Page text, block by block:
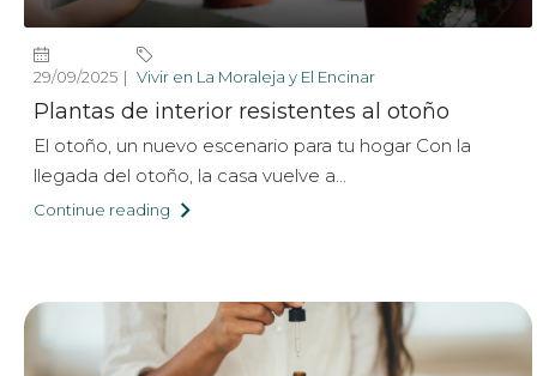
29/09/2025 Vivir en La Moraleja y El Encinar
Plantas de interior resistentes al otoño
El otoño, un nuevo escenario para tu hogar Con la
llegada del otoño, la casa vuelve a...
Continue reading